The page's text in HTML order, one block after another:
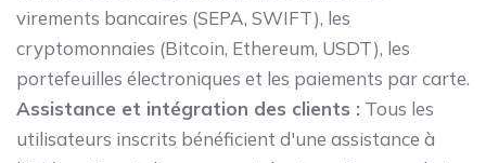
virements bancaires (SEPA, SWIFT), les
cryptomonnaies (Bitcoin, Ethereum, USDT), les
portefeuilles électroniques et les paiements par carte.
Assistance et intégration des clients : Tous les
utilisateurs inscrits bénéficient d'une assistance à